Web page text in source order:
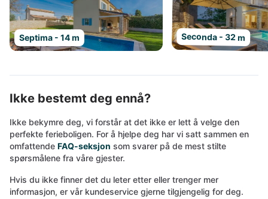
Septima - 14 m Seconda - 32 m
Ikke bestemt deg ennå?
Ikke bekymre deg, vi forstår at det ikke er lett å velge den
perfekte ferieboligen. For å hjelpe deg har vi satt sammen en
omfattende FAQ-seksjon som svarer på de mest stilte
spørsmålene fra våre gjester.
Hvis du ikke finner det du leter etter eller trenger mer
informasjon, er vår kundeservice gjerne tilgjengelig for deg.